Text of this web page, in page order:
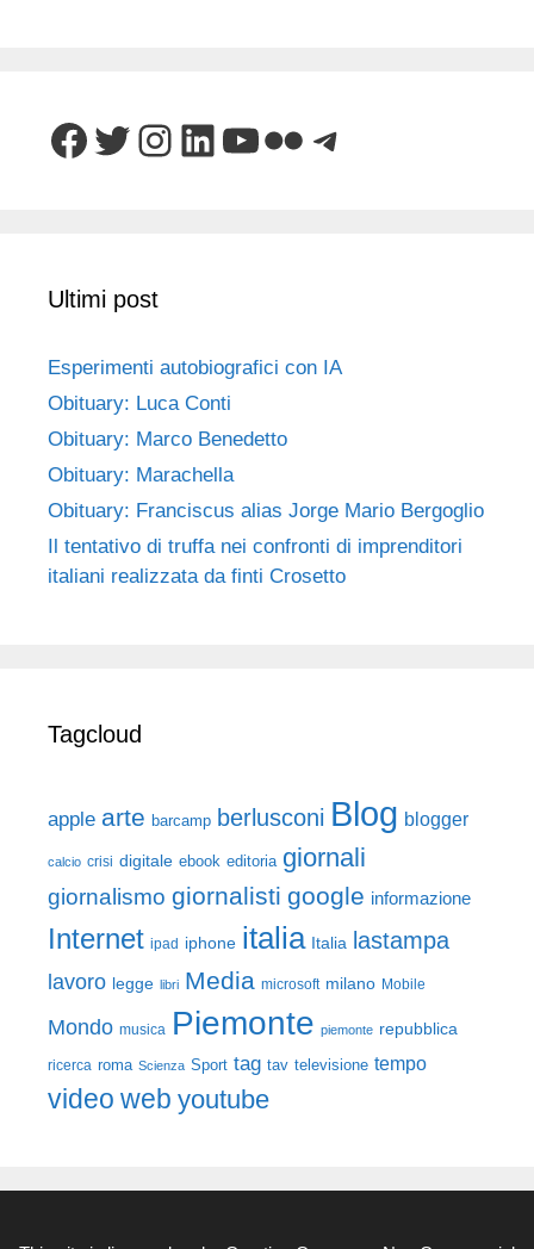
Facebook
Twitter
Instagram
LinkedIn
YouTube
FlickrTelegram
Ultimi post
Esperimenti autobiografici con IA
Obituary: Luca Conti
Obituary: Marco Benedetto
Obituary: Marachella
Obituary: Franciscus alias Jorge Mario Bergoglio
Il tentativo di truffa nei confronti di imprenditori
italiani realizzata da finti Crosetto
Tagcloud
apple arte barcamp berlusconi Blog blogger
calcio crisi digitale ebook editoria giornali
giornalismo giornalisti google informazione
Internet ipad iphone italia Italia lastampa
lavoro legge libri Media microsoft milano Mobile
Mondo musica Piemonte piemonte repubblica
ricerca roma Scienza Sport tag tav televisione tempo
video web youtube